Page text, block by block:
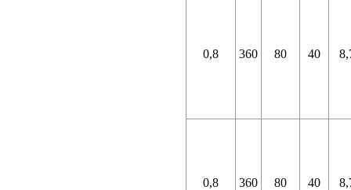
0,8 360 80 40
0,8 360 80 40